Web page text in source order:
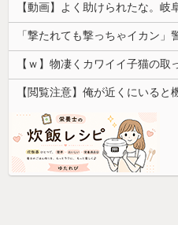
【ｗ】物凄くカワイイ子猫の取
【閲覧注意】俺が近くにいると